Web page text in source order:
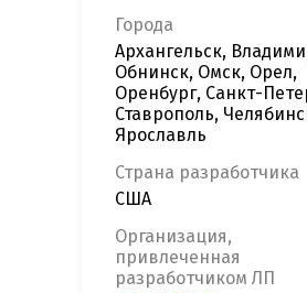
Города
Архангельск,
Обнинск, Омск, Орел,
Оренбург, Санкт-
Ставрополь,
Ярославль
Страна разработчика
США
Организация,
привлеченная
разработчиком ЛП